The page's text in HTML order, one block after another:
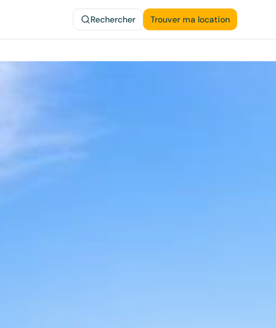
Rechercher Trouver ma location